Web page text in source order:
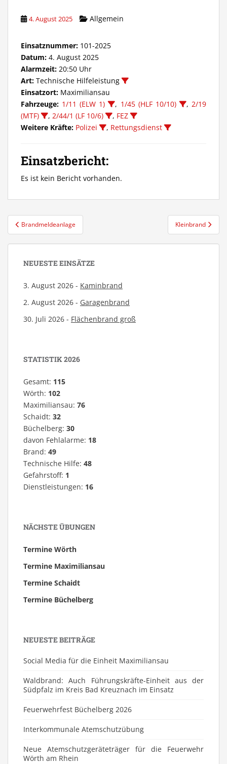
4. August 2025 Allgemein
Einsatznummer: 101-2025
Datum: 4. August 2025
Alarmzeit: 20:50 Uhr
Art: Technische Hilfeleistung
Einsatzort: Maximiliansau
Fahrzeuge: 1/11 (ELW 1) , 1/45 (HLF 10/10) ,2/19
(MTF)
, 2/44/1 (LF 10/6) , FEZ
Weitere Kräfte: Polizei , Rettungsdienst
Einsatzbericht:
Es ist kein Bericht vorhanden.
Beitragsnavigation
Brandmeldeanlage Kleinbrand
NEUESTE EINSÄTZE
3. August 2026 - Kaminbrand
2. August 2026 - Garagenbrand
30. Juli 2026 - Flächenbrand groß
STATISTIK 2026
Gesamt: 115
Wörth: 102
Maximiliansau: 76
Schaidt: 32
Büchelberg: 30
davon Fehlalarme: 18
Brand: 49
Technische Hilfe: 48
Gefahrstoff: 1
Dienstleistungen: 16
NÄCHSTE ÜBUNGEN
Termine Wörth
Termine Maximiliansau
Termine Schaidt
Termine Büchelberg
NEUESTE BEITRÄGE
Social Media für die Einheit Maximiliansau
Waldbrand: Auch Führungskräfte-Einheit aus der
Südpfalz im Kreis Bad Kreuznach im Einsatz
Feuerwehrfest Büchelberg 2026
⁠Interkommunale Atemschutzübung
Neue Atemschutzgeräteträger für die Feuerwehr
Wörth am Rhein